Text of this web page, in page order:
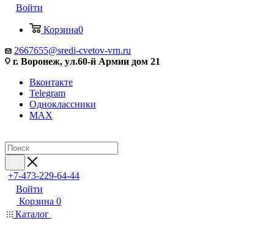
Войти
Корзина0
2667655@sredi-cvetov-vrn.ru
г. Воронеж, ул.60-й Армии дом 21
Вконтакте
Telegram
Одноклассники
MAX
+7-473-229-64-44
Войти
Корзина 0
Каталог